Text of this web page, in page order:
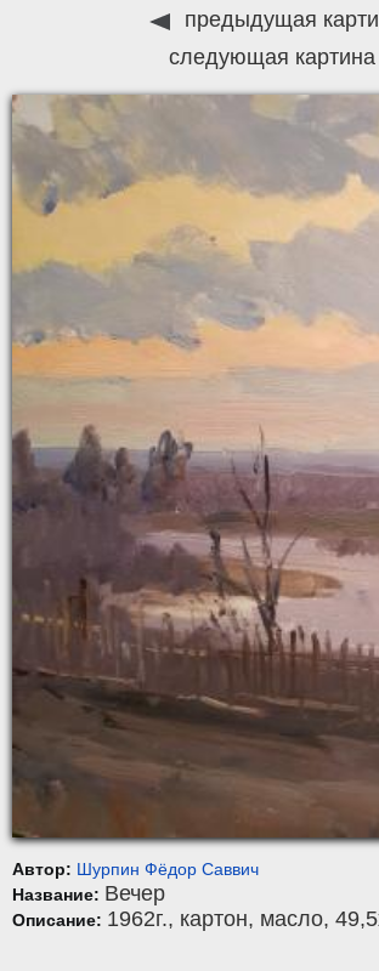
предыдущая
следующая картина
Автор: Шурпин Фёдор Саввич
Название: Вечер
Описание: 1962г., картон, масло,